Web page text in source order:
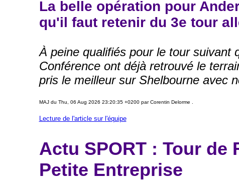
La belle opération pour
qu'il faut retenir du 3e tour
À peine qualifiés pour le tour suivant
Conférence ont déjà retrouvé le
pris le meilleur sur Shelbourne avec
MAJ du Thu, 06 Aug 2026 23:20:35 +0200 par Corentin Delorme .
Lecture de l'article sur l'équipe
Actu SPORT : Tour de
Petite Entreprise